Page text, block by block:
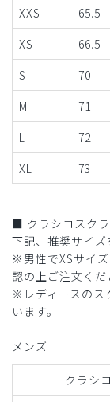
XXS
65.5
XS
66.5
S
70
M
71
L
72
XL
73
■ クラシコスク
下記、推奨サイズ
※男性でXSサイ
認の上ご注文くだ
※レディースのス
います。
メンズ
クラシ